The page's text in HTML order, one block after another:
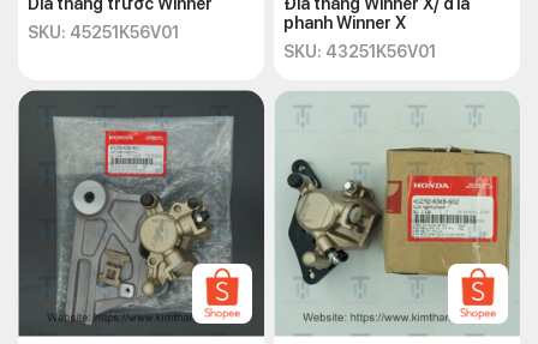
SKU: 45251K56V01
phanh Winner X
SKU: 43251K56V01